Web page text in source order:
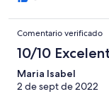
Comentario verificado
10/10
Maria Isabel
2 de sept de 2022